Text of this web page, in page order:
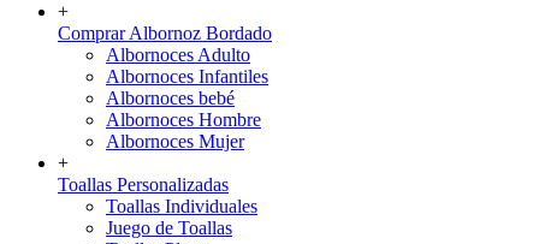
+
Comprar Albornoz Bordado
Albornoces Adulto
Albornoces Infantiles
Albornoces bebé
Albornoces Hombre
Albornoces Mujer
+
Toallas Personalizadas
Toallas Individuales
Juego de Toallas